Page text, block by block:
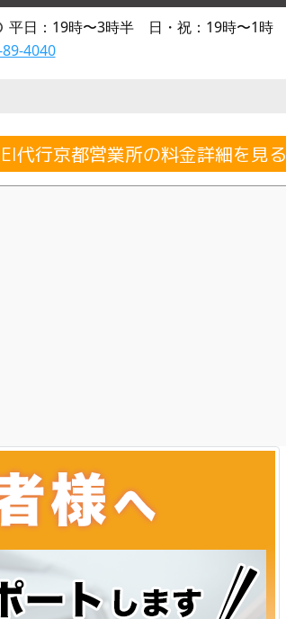
平日：19時〜3時半 日・祝：19時〜1時
4040
EI代行京都営業所の料金詳細を見る